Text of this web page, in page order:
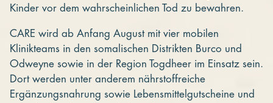
Kinder vor dem wahrscheinlichen Tod zu bewahren.
CARE wird ab Anfang August mit vier mobilen
Klinikteams in den somalischen Distrikten Burco und
Odweyne sowie in der Region Togdheer im Einsatz sein.
Dort werden unter anderem nährstoffreiche
Ergänzungsnahrung sowie Lebensmittelgutscheine und